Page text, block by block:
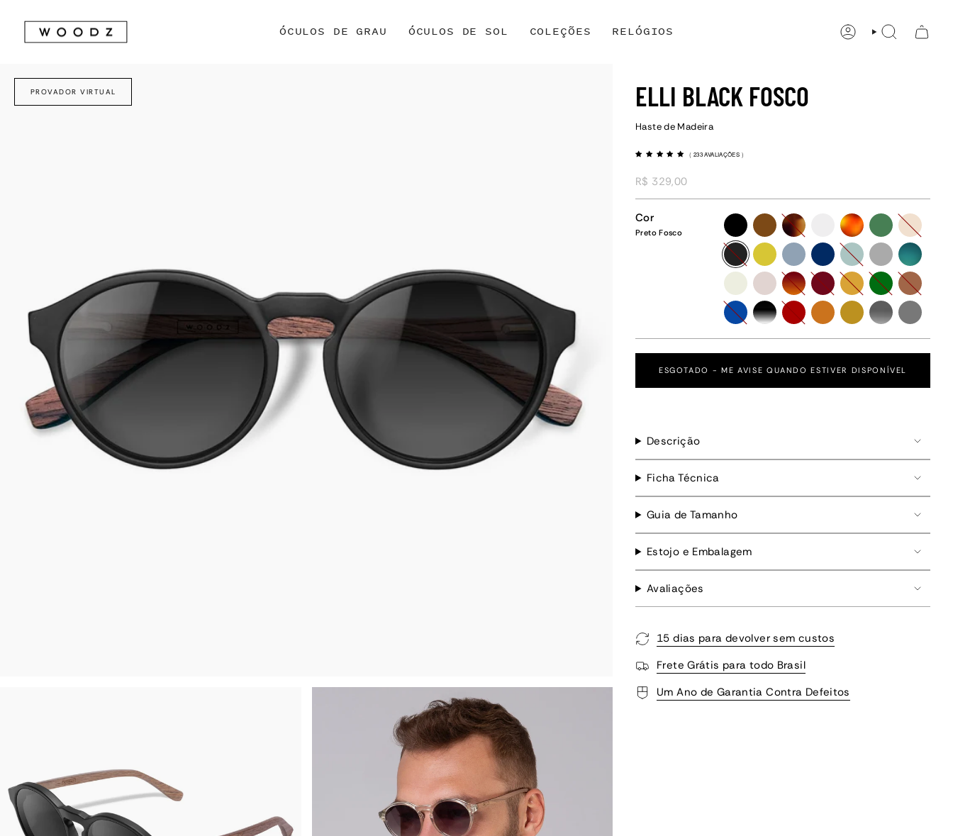
conteúdo
ÓCULOS DE GRAU ÓCULOS DE SOL COLEÇÕES RELÓGIOS CONTA PESQUISAR
PROVADOR VIRTUAL ELLI BLACK FOSCO
Haste de Madeira
( 233 AVALIAÇÕES )
R$ 329,00
Cor
Preto Fosco
preto marromtartarugacristalhavanaverde
preto-
fosco
amareloazul-
claro
azul mentagrafiteverde-
degrade
off-
white
rose vermelho-
degrade
vinho amarelo-
fosco
verde-
fosco
caramelo-
fosco
azul-
fosco
preto-
degrade
vermelho-
fosco
carameloamarelo-
ocre
grafite-
degrade
grafite-
fosco
ESGOTADO - ME AVISE QUANDO ESTIVER DISPONÍVEL
Descrição
Ficha Técnica
Guia de Tamanho
Estojo e Embalagem
Avaliações
15 dias para devolver sem custos
Frete Grátis para todo Brasil
Um Ano de Garantia Contra Defeitos